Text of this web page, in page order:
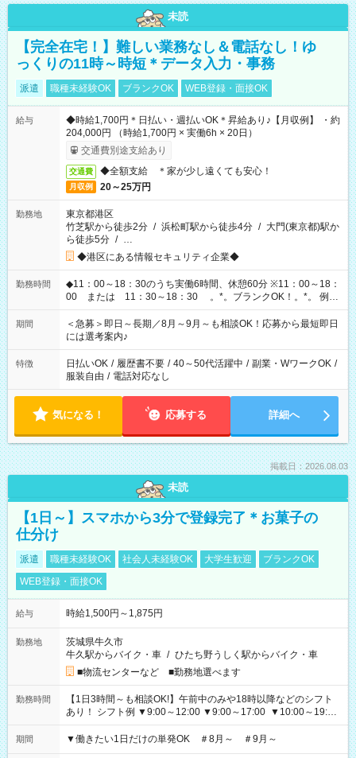
未読
【完全在宅！】難しい業務なし＆電話なし！ゆ
っくりの11時～時短＊データ入力・事務
派遣 職種未経験OK ブランクOK WEB登録・面接OK
給与
◆時給1,700円＊日払い・週払いOK＊昇給あり♪【月収例】 ・約
204,000円 （時給1,700円 × 実働6h × 20日）
交通費別途支給あり
交通費 ◆全額支給 ＊家が少し遠くても安心！
月収例 20～25万円
勤務地
東京都港区
竹芝駅から徒歩2分 / 浜松町駅から徒歩4分 / 大門(東京都)駅か
ら徒歩5分 / …
◆港区にある情報セキュリティ企業◆
勤務時間
◆11：00～18：30のうち実働6時間、休憩60分 ※11：00～18：
00 または 11：30～18：30 。*。ブランクOK！。*。 例え
ば前職が、 在宅/財団法人/事務/コールセンター/受付/販売/カフェ
スタッフ スイーツ販売/ホテルフロント/化粧品販売/など 様々な
業界から入社して活躍されています♪
期間
＜急募＞即日～長期／8月～9月～も相談OK！応募から最短即日
には選考案内♪
特徴 日払いOK / 履歴書不要 / 40～50代活躍中 / 副業・WワークOK /
服装自由 / 電話対応なし
気になる！ 応募する 詳細へ
掲載日：2026.08.03
未読
【1日～】スマホから3分で登録完了＊お菓子の
仕分け
派遣 職種未経験OK 社会人未経験OK 大学生歓迎
ブランクOK
WEB登録・面接OK
給与 時給1,500円～1,875円
勤務地
茨城県牛久市
牛久駅からバイク・車 / ひたち野うしく駅からバイク・車
■物流センターなど ■勤務地選べます
勤務時間
【1日3時間～も相談OK!】午前中のみや18時以降などのシフト
あり！ シフト例 ▼9:00～12:00 ▼9:00～17:00 ▼10:00～19:00
▼18:00～21:00
期間 ▼働きたい1日だけの単発OK ＃8月～ ＃9月～